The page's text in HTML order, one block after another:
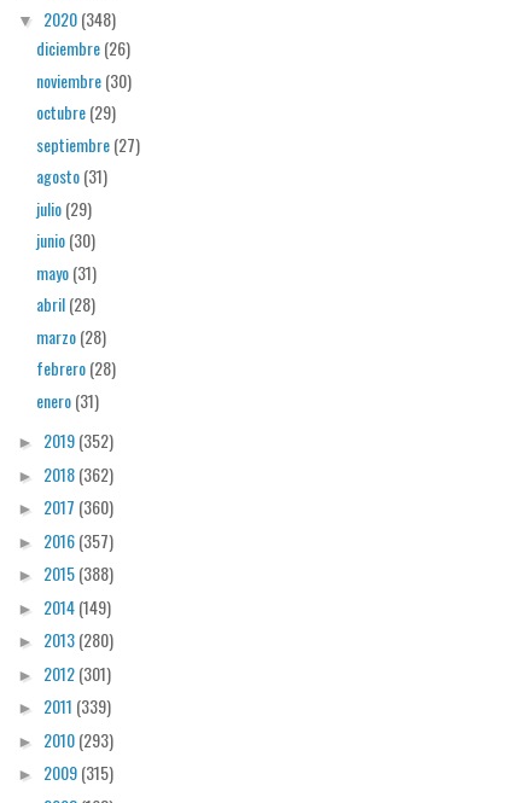
▼ 2020(348)
diciembre(26)
noviembre(30)
octubre(29)
septiembre(27)
agosto(31)
julio(29)
junio(30)
mayo(31)
abril(28)
marzo(28)
febrero(28)
enero(31)
► 2019(352)
► 2018(362)
► 2017 (360)
► 2016(357)
► 2015(388)
► 2014(149)
► 2013(280)
► 2012(301)
► 2011 (339)
► 2010(293)
► 2009(315)